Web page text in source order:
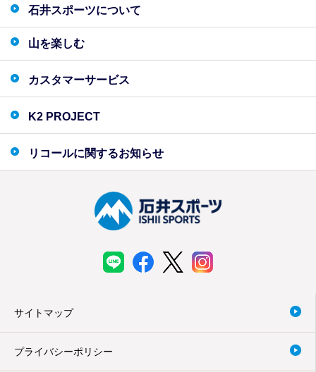
石井スポーツについて
山を楽しむ
カスタマーサービス
K2 PROJECT
リコールに関するお知らせ
サイトマップ
プライバシーポリシー